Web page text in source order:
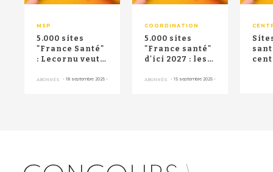
MSP
5.000 sites
"France Santé"
: Lecornu veut
tendance", les
ABONNÉS - 18 septembre 2025 -
COORDINATION
5.000 sites
"France santé"
d'ici 2027 : les
de santé po...
ABONNÉS - 15 septembre 2025 -